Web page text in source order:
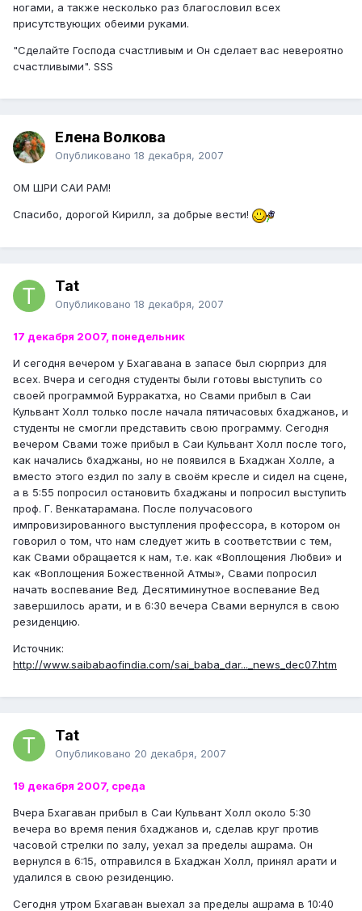
ногами, а также несколько раз благословил всех
присутствующих обеими руками.
"Сделайте Господа счастливым и Он сделает вас невероятно
счастливыми". SSS
Елена Волкова
Опубликовано 18 декабря, 2007
ОМ ШРИ САИ РАМ!
Спасибо, дорогой Кирилл, за добрые вести!
Tat
Опубликовано 18 декабря, 2007
17 декабря 2007, понедельник
И сегодня вечером у Бхагавана в запасе был сюрприз для
всех. Вчера и сегодня студенты были готовы выступить со
своей программой Бурракатха, но Свами прибыл в Саи
Кульвант Холл только после начала пятичасовых бхаджанов, и
студенты не смогли представить свою программу. Сегодня
вечером Свами тоже прибыл в Саи Кульвант Холл после того,
как начались бхаджаны, но не появился в Бхаджан Холле, а
вместо этого ездил по залу в своём кресле и сидел на сцене,
а в 5:55 попросил остановить бхаджаны и попросил выступить
проф. Г. Венкатарамана. После получасового
импровизированного выступления профессора, в котором он
говорил о том, что нам следует жить в соответствии с тем,
как Свами обращается к нам, т.е. как «Воплощения Любви» и
как «Воплощения Божественной Атмы», Свами попросил
начать воспевание Вед. Десятиминутное воспевание Вед
завершилось арати, и в 6:30 вечера Свами вернулся в свою
резиденцию.
Источник:
http://www.saibabaofindia.com/sai_baba_dar..._news_dec07.htm
Tat
Опубликовано 20 декабря, 2007
19 декабря 2007, среда
Вчера Бхагаван прибыл в Саи Кульвант Холл около 5:30
вечера во время пения бхаджанов и, сделав круг против
часовой стрелки по залу, уехал за пределы ашрама. Он
вернулся в 6:15, отправился в Бхаджан Холл, принял арати и
удалился в свою резиденцию.
Сегодня утром Бхагаван выехал за пределы ашрама в 10:40